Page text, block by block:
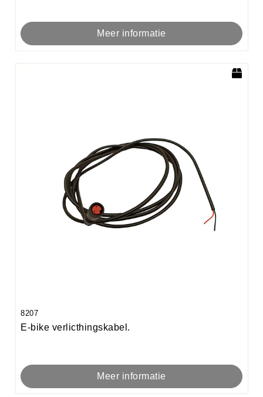
Meer informatie
8207
E-bike verlicthingskabel.
Meer informatie